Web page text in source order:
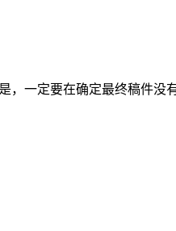
一定要在确定最终稿件没